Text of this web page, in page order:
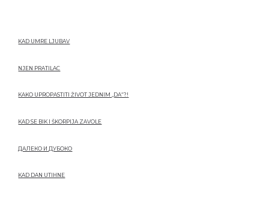
KAD UMRE LJUBAV
NJEN PRATILAC
KAKO UPROPASTITI ŽIVOT JEDNIM „DA“?!
KAD SE BIK I ŠKORPIJA ZAVOLE
ДАЛЕКО И ДУБОКО
KAD DAN UTIHNE